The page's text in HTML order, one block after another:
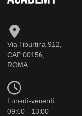
Via Tiburtina 912,
CAP 00156,
ROMA
Lunedì-venerdì
09:00 - 13:00